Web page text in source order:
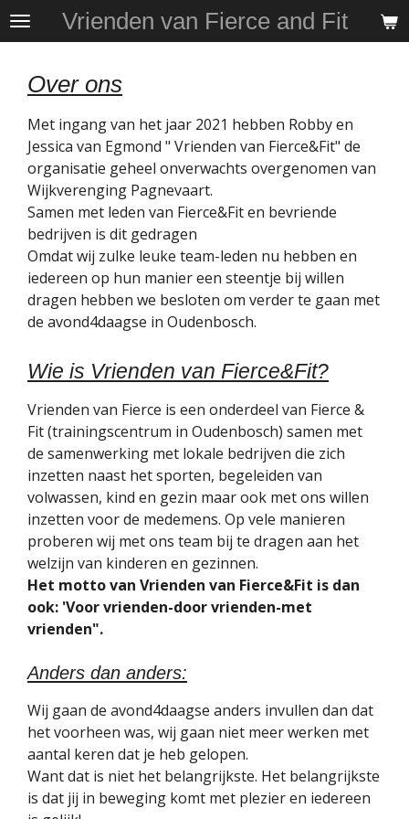
Ga
direct
Vrienden van Fierce and Fit
Over ons
Met ingang van het jaar 2021 hebben Robby en
Jessica van Egmond " Vrienden van Fierce&Fit" de
organisatie geheel onverwachts overgenomen van
Wijkverenging Pagnevaart.
Samen met leden van Fierce&Fit en bevriende
bedrijven is dit gedragen
Omdat wij zulke leuke team-leden nu hebben en
iedereen op hun manier een steentje bij willen
dragen hebben we besloten om verder te gaan met
de avond4daagse in Oudenbosch.
Wie is Vrienden van Fierce&Fit?
Vrienden van Fierce is een onderdeel van Fierce &
Fit (trainingscentrum in Oudenbosch) samen met
de samenwerking met lokale bedrijven die zich
inzetten naast het sporten, begeleiden van
volwassen, kind en gezin maar ook met ons willen
inzetten voor de medemens. Op vele manieren
proberen wij met ons team bij te dragen aan het
welzijn van kinderen en gezinnen.
Het motto van Vrienden van Fierce&Fit is dan
ook: 'Voor vrienden-door vrienden-met
vrienden".
Anders dan anders:
Wij gaan de avond4daagse anders invullen dan dat
het voorheen was, wij gaan niet meer werken met
aantal keren dat je heb gelopen.
Want dat is niet het belangrijkste. Het belangrijkste
is dat jij in beweging komt met plezier en iedereen